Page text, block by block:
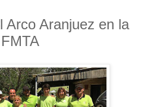
Arco Aranjuez en la